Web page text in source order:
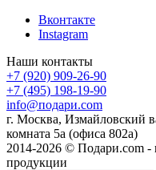
Вконтакте
Instagram
Наши контакты
+7 (920) 909-26-90
+7 (495) 198-19-90
info@подари.com
г. Москва, Измайловский
комната 5а (офиса 802а)
2014-2026 © Подари.com -
продукции